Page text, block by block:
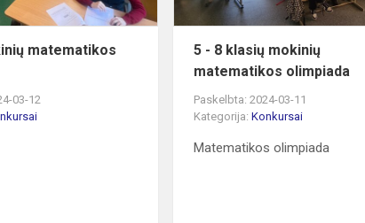
matematikos
03-12
5 - 8 klasių mokinių
matematikos olimpiada
Paskelbta: 2024-03-11
Kategorija:Konkursai
Matematikos olimpiada